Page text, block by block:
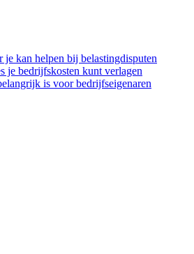
je kan helpen bij belastingdisputen
je bedrijfskosten kunt verlagen
is voor bedrijfseigenaren